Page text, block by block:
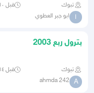
تبوك قبل ١٠ ساعات
ا ابو جبر العطوي
بترول ربع 2003
تبوك قبل ١٤ ساعة
A
ahmda 242